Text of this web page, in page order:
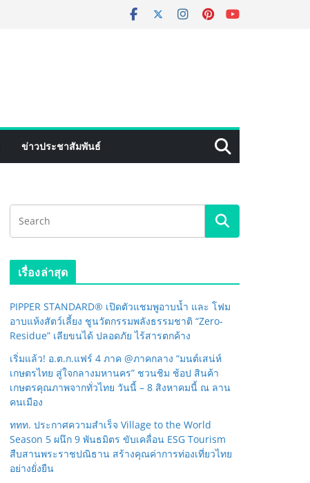
ข่าวประชาสัมพันธ์
เรื่องล่าสุด
PIPPER STANDARD® เปิดตัวแชมพูอาบน้ำ และ โฟม
อาบแห้งสัตว์เลี้ยง ชูนวัตกรรมพลังธรรมชาติ “Zero-
Residue” เลียขนได้ ปลอดภัย ไร้สารตกค้าง
เริ่มแล้ว! อ.ต.ก.แฟร์ 4 ภาค @ภาคกลาง “มนต์เสน่ห์
เกษตรไทย สู่ใจกลางมหานคร” ชวนชิม ช้อป สินค้า
เกษตรคุณภาพจากทั่วไทย วันนี้ – 8 สิงหาคมนี้ ณ ลาน
คนเมือง
ททท. ประกาศความสำเร็จ Village to the World
Season 5 ผนึก 9 พันธมิตร ขับเคลื่อน ESG Tourism
สืบสานพระราชปณิธาน สร้างคุณค่าการท่องเที่ยวไทย
อย่างยั่งยืน